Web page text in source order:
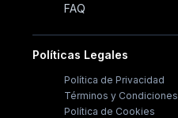
FAQ
Políticas Legales
Política de Privacidad
Términos y Condiciones
Política de Cookies